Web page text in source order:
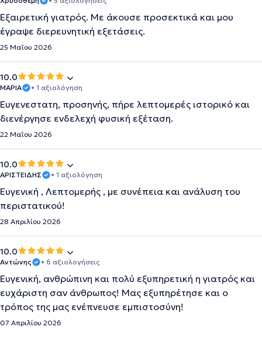
Εξαιρετική γιατρός. Με άκουσε προσεκτικά και μου
έγραψε διερευνητική εξετάσεις.
25 Μαΐου 2026
10.0
ΜΑΡΙΑ • 1 αξιολόγηση
Ευγενεστατη, προσηνής, πήρε λεπτομερές ιστορικό και
διενέργησε ενδελεχή φυσική εξέταση.
22 Μαΐου 2026
10.0
ΑΡΙΣΤΕΙΔΗΣ • 1 αξιολόγηση
Ευγενική , Λεπτομερής , με συνέπεια και ανάλυση του
περιστατικού!
28 Απριλίου 2026
10.0
Αντώνης • 6 αξιολογήσεις
Ευγενική, ανθρώπινη και πολύ εξυπηρετική η γιατρός και
ευχάριστη σαν άνθρωπος! Μας εξυπηρέτησε και ο
τρόπος της μας ενέπνευσε εμπιστοσύνη!
07 Απριλίου 2026